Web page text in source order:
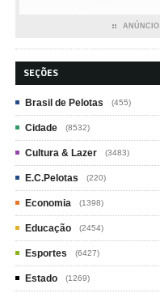
ANÚNCIO
SEÇÕES
Brasil de Pelotas (455)
Cidade (8532)
Cultura & Lazer (3483)
E.C.Pelotas (220)
Economia (1398)
Educação (2454)
Esportes (6427)
Estado (1269)